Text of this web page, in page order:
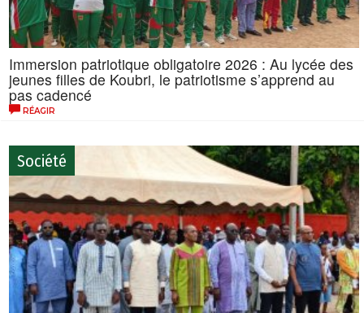
Immersion patriotique obligatoire 2026 : Au lycée des
jeunes filles de Koubri, le patriotisme s’apprend au
pas cadencé
RÉAGIR
Société